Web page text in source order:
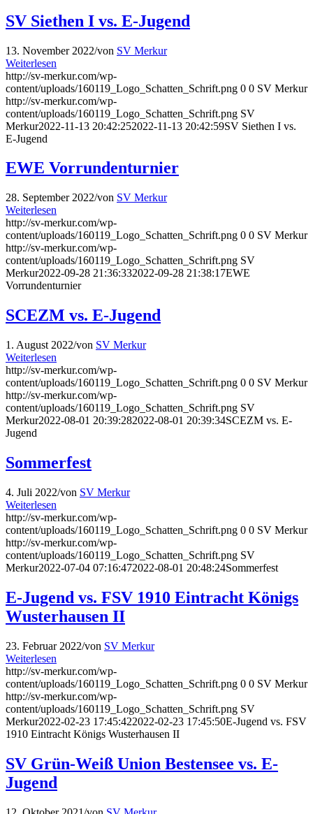
SV Siethen I vs. E-Jugend
13. November 2022/von SV Merkur
Weiterlesen
http://sv-merkur.com/wp-
content/uploads/160119_Logo_Schatten_Schrift.png 0 0 SV Merkur
http://sv-merkur.com/wp-
content/uploads/160119_Logo_Schatten_Schrift.png SV
Merkur2022-11-13 20:42:252022-11-13 20:42:59SV Siethen I vs.
E-Jugend
EWE Vorrundenturnier
28. September 2022/von SV Merkur
Weiterlesen
http://sv-merkur.com/wp-
content/uploads/160119_Logo_Schatten_Schrift.png 0 0 SV Merkur
http://sv-merkur.com/wp-
content/uploads/160119_Logo_Schatten_Schrift.png SV
Merkur2022-09-28 21:36:332022-09-28 21:38:17EWE
Vorrundenturnier
SCEZM vs. E-Jugend
1. August 2022/von SV Merkur
Weiterlesen
http://sv-merkur.com/wp-
content/uploads/160119_Logo_Schatten_Schrift.png 0 0 SV Merkur
http://sv-merkur.com/wp-
content/uploads/160119_Logo_Schatten_Schrift.png SV
Merkur2022-08-01 20:39:282022-08-01 20:39:34SCEZM vs. E-
Jugend
Sommerfest
4. Juli 2022/von SV Merkur
Weiterlesen
http://sv-merkur.com/wp-
content/uploads/160119_Logo_Schatten_Schrift.png 0 0 SV Merkur
http://sv-merkur.com/wp-
content/uploads/160119_Logo_Schatten_Schrift.png SV
Merkur2022-07-04 07:16:472022-08-01 20:48:24Sommerfest
E-Jugend vs. FSV 1910 Eintracht Königs
Wusterhausen II
23. Februar 2022/von SV Merkur
Weiterlesen
http://sv-merkur.com/wp-
content/uploads/160119_Logo_Schatten_Schrift.png 0 0 SV Merkur
http://sv-merkur.com/wp-
content/uploads/160119_Logo_Schatten_Schrift.png SV
Merkur2022-02-23 17:45:422022-02-23 17:45:50E-Jugend vs. FSV
1910 Eintracht Königs Wusterhausen II
SV Grün-Weiß Union Bestensee vs. E-
Jugend